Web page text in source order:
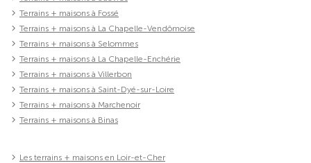
Terrains + maisons à Fossé
Terrains + maisons à La Chapelle-Vendômoise
Terrains + maisons à Selommes
Terrains + maisons à La Chapelle-Enchérie
Terrains + maisons à Villerbon
Terrains + maisons à Saint-Dyé-sur-Loire
Terrains + maisons à Marchenoir
Terrains + maisons à Binas
Les terrains + maisons en Loir-et-Cher